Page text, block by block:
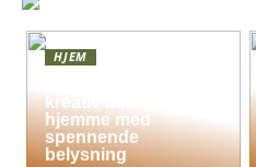
HJEM
kreativ atmosfære
hjemme med
spennende
belysning